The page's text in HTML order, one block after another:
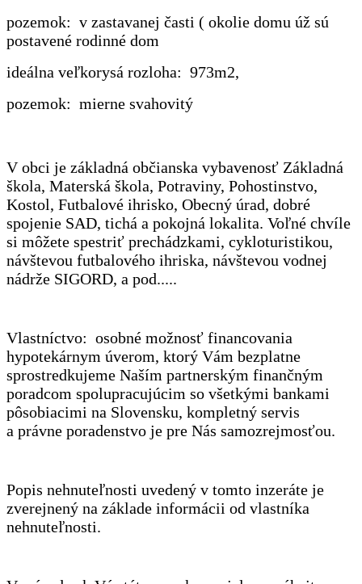
pozemok: v zastavanej časti ( okolie domu úž sú
postavené rodinné dom
ideálna veľkorysá rozloha: 973m2,
pozemok: mierne svahovitý
V obci je základná občianska vybavenosť Základná
škola, Materská škola, Potraviny, Pohostinstvo,
Kostol, Futbalové ihrisko, Obecný úrad, dobré
spojenie SAD, tichá a pokojná lokalita. Voľné chvíle
si môžete spestriť prechádzkami, cykloturistikou,
návštevou futbalového ihriska, návštevou vodnej
nádrže SIGORD, a pod.....
Vlastníctvo: osobné možnosť financovania
hypotekárnym úverom, ktorý Vám bezplatne
sprostredkujeme Naším partnerským finančným
poradcom spolupracujúcim so všetkými bankami
pôsobiacimi na Slovensku, kompletný servis
a právne poradenstvo je pre Nás samozrejmosťou.
Popis nehnuteľnosti uvedený v tomto inzeráte je
zverejnený na základe informácii od vlastníka
nehnuteľnosti.